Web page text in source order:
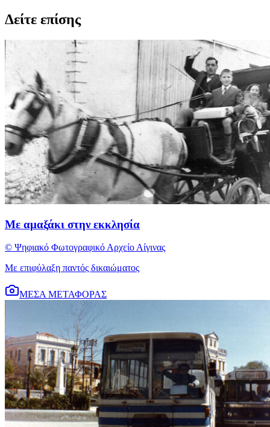
Δείτε επίσης
Με αμαξάκι στην εκκλησία
© Ψηφιακό Φωτογραφικό Αρχείο Αίγινας
Με επιφύλαξη παντός δικαιώματος
ΜΕΣΑ ΜΕΤΑΦΟΡΑΣ